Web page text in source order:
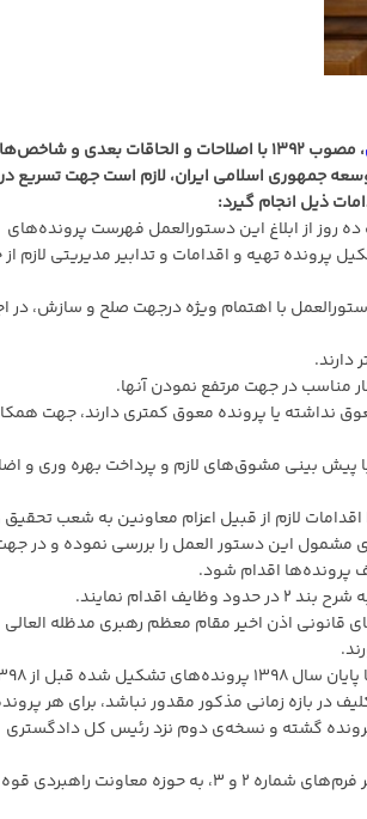
، مصوب ۱۳۹۲ با اصلاحات و الحاقات بعدی و
برنامه پنج ساله ششم توسعه جمهوری اسلامی ایران، لازم است جهت تسریع در
از ابلاغ این دستورالعمل فهرست پرونده‌های
تهیه و اقدامات و تدابیر مدیریتی لازم از
با اهتمام ویژه درجهت صلح و سازش، در
مناسب در جهت مرتفع نمودن آنها.
نداشته یا پرونده معوق کمتری دارند، جهت
پیش بینی مشوق‌های لازم و پرداخت بهره وری و
لازم از قبیل اعزام معاونین به شعب تحقیق
مشمول این دستور العمل را بررسی نموده و در
پرونده‌ها اقدام شود.
قانونی اذن اخیر مقام معظم رهبری مدظله العالی
۵-تدابیر واقدامات مقامات قضایی استان و
در بازه زمانی مذکور مقدور نباشد، برای هر
گشته و نسخه‌ی دوم نزد رئیس کل دادگستری
۶- در پایان سال، روسای کل دادگستری باید گزارش عملکرد این دستورالعمل را برابر فرم‌های شماره ۲ و ۳، به حوزه معاونت راهبردی قوه